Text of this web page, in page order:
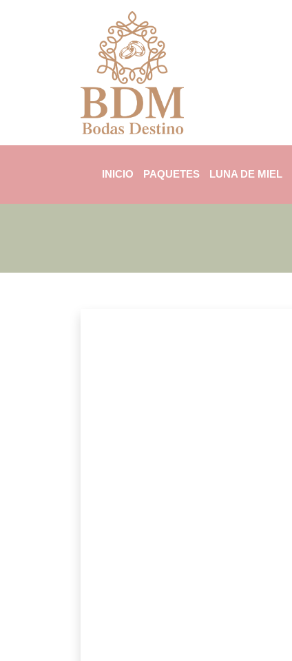
INICIO PAQUETES LUNA DE MIEL